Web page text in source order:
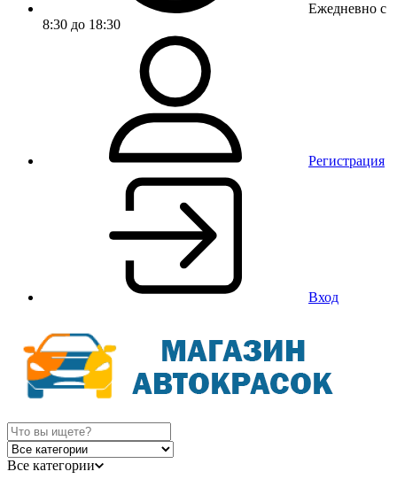
Ежедневно с
8:30 до 18:30
Регистрация
Вход
Все категории